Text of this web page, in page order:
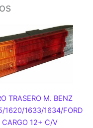
TRASERO M. BENZ
1620/1633/1634/FORD
CARGO 12+ C/V